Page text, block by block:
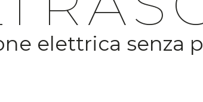
elettrica senza